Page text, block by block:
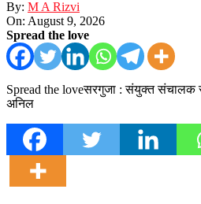
By: M A Rizvi
On: August 9, 2026
Spread the love
Spread the loveसरगुजा : संयुक्त संचालक
अनिल